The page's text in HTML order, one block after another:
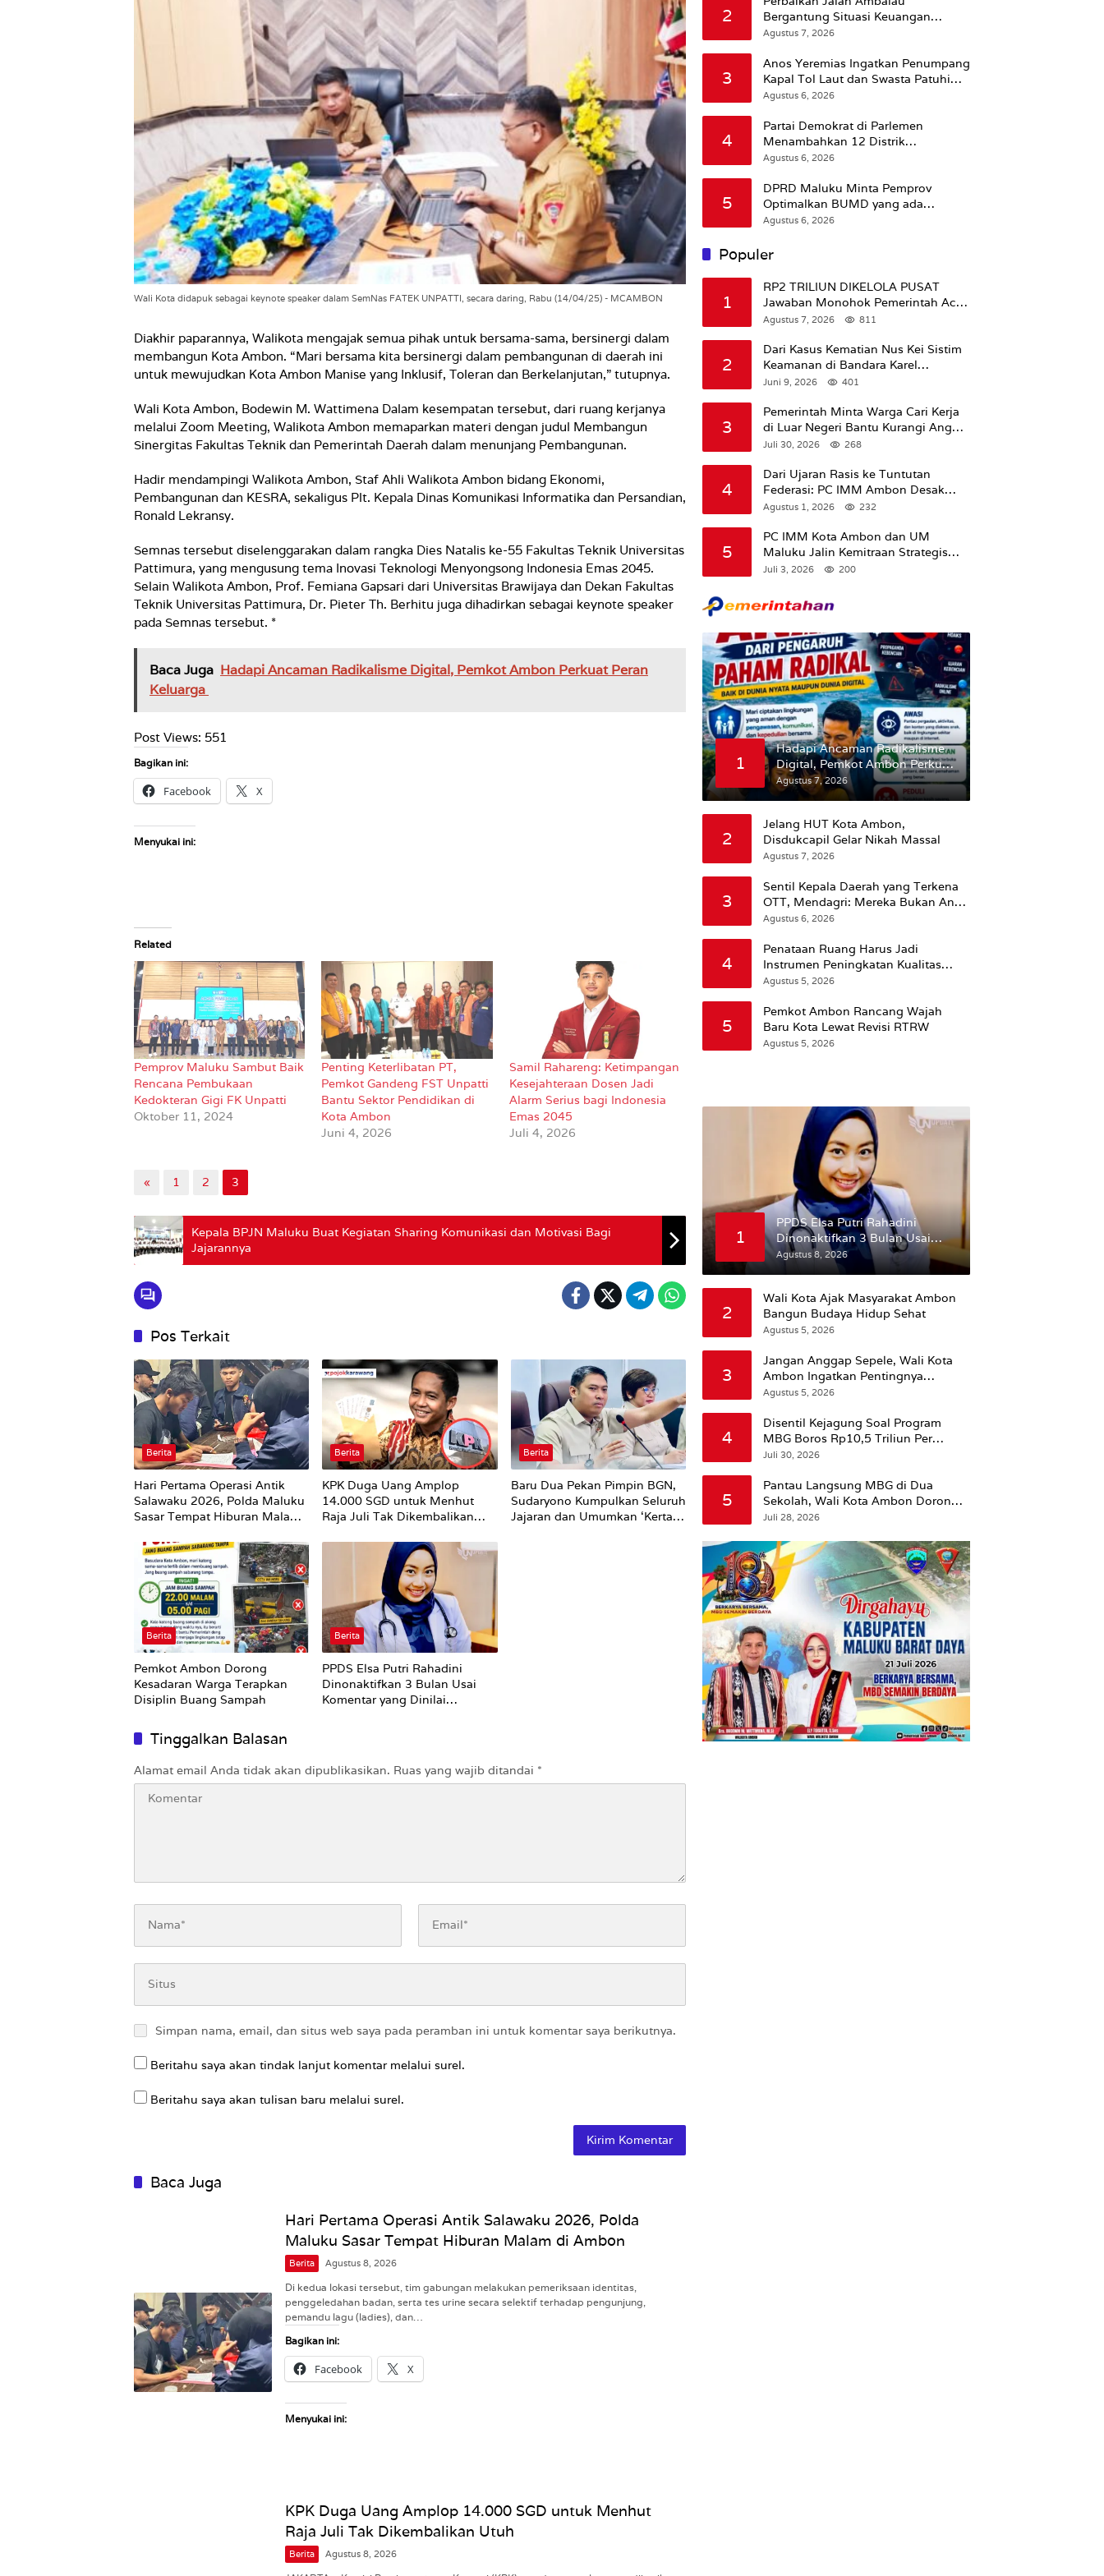
Wali Kota didapuk sebagai keynote speaker dalam SemNas FATEK UNPATTI, secara daring, Rabu (14/04/25) - MCAMBON
Diakhir paparannya, Walikota mengajak semua pihak untuk bersama-sama, bersinergi dalam
membangun Kota Ambon. “Mari bersama kita bersinergi dalam pembangunan di daerah ini
untuk mewujudkan Kota Ambon Manise yang Inklusif, Toleran dan Berkelanjutan,” tutupnya.
Wali Kota Ambon, Bodewin M. Wattimena Dalam kesempatan tersebut, dari ruang kerjanya
melalui Zoom Meeting, Walikota Ambon memaparkan materi dengan judul Membangun
Sinergitas Fakultas Teknik dan Pemerintah Daerah dalam menunjang Pembangunan.
Hadir mendampingi Walikota Ambon, Staf Ahli Walikota Ambon bidang Ekonomi,
Pembangunan dan KESRA, sekaligus Plt. Kepala Dinas Komunikasi Informatika dan Persandian,
Ronald Lekransy.
Semnas tersebut diselenggarakan dalam rangka Dies Natalis ke-55 Fakultas Teknik Universitas
Pattimura, yang mengusung tema Inovasi Teknologi Menyongsong Indonesia Emas 2045.
Selain Walikota Ambon, Prof. Femiana Gapsari dari Universitas Brawijaya dan Dekan Fakultas
Teknik Universitas Pattimura, Dr. Pieter Th. Berhitu juga dihadirkan sebagai keynote speaker
pada Semnas tersebut. *
Baca Juga Hadapi Ancaman Radikalisme Digital, Pemkot Ambon Perkuat Peran
Keluarga
Post Views: 551
Bagikan ini:
Facebook X
Menyukai ini:
Related
Pemprov Maluku Sambut Baik
Rencana Pembukaan
Kedokteran Gigi FK Unpatti
Oktober 11, 2024
Penting Keterlibatan PT,
Pemkot Gandeng FST Unpatti
Bantu Sektor Pendidikan di
Kota Ambon
Juni 4, 2026
Samil Rahareng: Ketimpangan
Kesejahteraan Dosen Jadi
Alarm Serius bagi Indonesia
Emas 2045
Juli 4, 2026
« 1 2 3
Kepala BPJN Maluku Buat Kegiatan Sharing Komunikasi dan Motivasi Bagi
Jajarannya
Pos Terkait
Berita
Hari Pertama Operasi Antik
Salawaku 2026, Polda Maluku
Sasar Tempat Hiburan Malam
Berita
KPK Duga Uang Amplop
14.000 SGD untuk Menhut
Raja Juli Tak Dikembalikan
Berita
Baru Dua Pekan Pimpin BGN,
Sudaryono Kumpulkan Seluruh
Jajaran dan Umumkan ‘Kertas
Berita
Pemkot Ambon Dorong
Kesadaran Warga Terapkan
Disiplin Buang Sampah
Berita
PPDS Elsa Putri Rahadini
Dinonaktifkan 3 Bulan Usai
Komentar yang Dinilai
Tinggalkan Balasan
Alamat email Anda tidak akan dipublikasikan. Ruas yang wajib ditandai *
Simpan nama, email, dan situs web saya pada peramban ini untuk komentar saya berikutnya.
Beritahu saya akan tindak lanjut komentar melalui surel.
Beritahu saya akan tulisan baru melalui surel.
Baca Juga
Hari Pertama Operasi Antik Salawaku 2026, Polda
Maluku Sasar Tempat Hiburan Malam di Ambon
Berita Agustus 8, 2026
Di kedua lokasi tersebut, tim gabungan melakukan pemeriksaan identitas,
penggeledahan badan, serta tes urine secara selektif terhadap pengunjung,
pemandu lagu (ladies), dan…
Bagikan ini:
Facebook X
Menyukai ini:
KPK Duga Uang Amplop 14.000 SGD untuk Menhut
Raja Juli Tak Dikembalikan Utuh
Berita Agustus 8, 2026
2
Bergantung Situasi Keuangan
Pemprov Maluku
Agustus 7, 2026
3
Anos Yeremias Ingatkan Penumpang
Kapal Tol Laut dan Swasta Patuhi
Peringatan BMKG
Agustus 6, 2026
4
Partai Demokrat di Parlemen
Menambahkan 12 Distrik
Pendukung Trump
Agustus 6, 2026
5
DPRD Maluku Minta Pemprov
Optimalkan BUMD yang ada
Ketimbang Menambah Baru
Agustus 6, 2026
Populer
1
RP2 TRILIUN DIKELOLA PUSAT
Jawaban Monohok Pemerintah Aceh
Usai Disorot Mentan Amran Soal
Agustus 7, 2026 811
2
Dari Kasus Kematian Nus Kei Sistim
Keamanan di Bandara Karel
Sadsuitubun Langgur
Juni 9, 2026 401
3
Pemerintah Minta Warga Cari Kerja
di Luar Negeri Bantu Kurangi Angka
Pengangguran
Juli 30, 2026 268
4
Dari Ujaran Rasis ke Tuntutan
Federasi: PC IMM Ambon Desak
Klarifikasi Presiden dan Imbau
Putih Di Maluku.
Agustus 1, 2026 232
5
PC IMM Kota Ambon dan UM
Maluku Jalin Kemitraan Strategis
untuk Cetak Kader Pencerah Bangsa
Kampus”
Juli 3, 2026 200
1
Hadapi Ancaman Radikalisme
Digital, Pemkot Ambon Perkuat
Peran Keluarga
Agustus 7, 2026
2
Jelang HUT Kota Ambon,
Disdukcapil Gelar Nikah Massal
Agustus 7, 2026
3
Sentil Kepala Daerah yang Terkena
OTT, Mendagri: Mereka Bukan Anak
Kemarin Sore
Agustus 6, 2026
4
Penataan Ruang Harus Jadi
Instrumen Peningkatan Kualitas
Hidup Masyarakat, Wattimena:
Susun RDTR Sebagai Dasar Hukum
Agustus 5, 2026
5
Pemkot Ambon Rancang Wajah
Baru Kota Lewat Revisi RTRW
Agustus 5, 2026
1
PPDS Elsa Putri Rahadini
Dinonaktifkan 3 Bulan Usai
Komentar yang Dinilai
Nirempati ke Pasien BPJS
Agustus 8, 2026
2
Wali Kota Ajak Masyarakat Ambon
Bangun Budaya Hidup Sehat
Agustus 5, 2026
3
Jangan Anggap Sepele, Wali Kota
Ambon Ingatkan Pentingnya
Perencanaan Kesehatan
Agustus 5, 2026
4
Disentil Kejagung Soal Program
MBG Boros Rp10,5 Triliun Per
Tahun, Kepala BGN Sudaryono Beri
Juli 30, 2026
5
Pantau Langsung MBG di Dua
Sekolah, Wali Kota Ambon Dorong
Pemerataan Hingga Wilayah
Juli 28, 2026